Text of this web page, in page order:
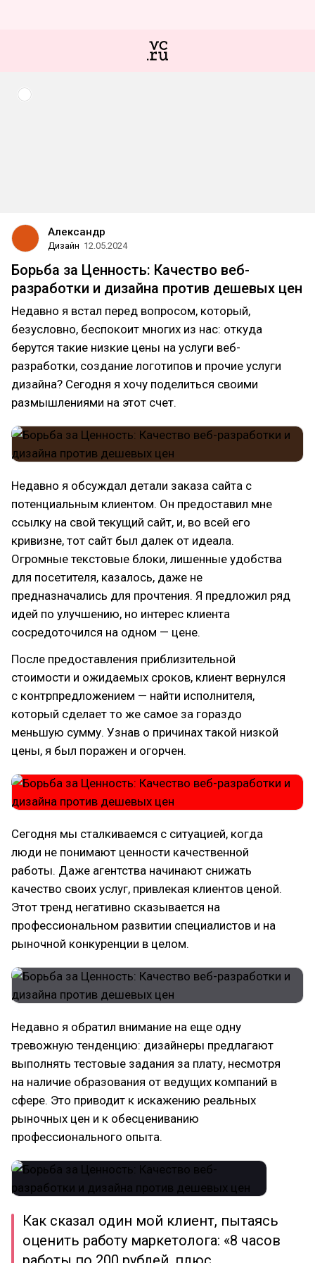
Александр
Дизайн 12.05.2024
Борьба за Ценность: Качество веб-
разработки и дизайна против дешевых цен
Недавно я встал перед вопросом, который,
безусловно, беспокоит многих из нас: откуда
берутся такие низкие цены на услуги веб-
разработки, создание логотипов и прочие услуги
дизайна? Сегодня я хочу поделиться своими
размышлениями на этот счет.
Недавно я обсуждал детали заказа сайта с
потенциальным клиентом. Он предоставил мне
ссылку на свой текущий сайт, и, во всей его
кривизне, тот сайт был далек от идеала.
Огромные текстовые блоки, лишенные удобства
для посетителя, казалось, даже не
предназначались для прочтения. Я предложил ряд
идей по улучшению, но интерес клиента
сосредоточился на одном — цене.
После предоставления приблизительной
стоимости и ожидаемых сроков, клиент вернулся
с контрпредложением — найти исполнителя,
который сделает то же самое за гораздо
меньшую сумму. Узнав о причинах такой низкой
цены, я был поражен и огорчен.
Сегодня мы сталкиваемся с ситуацией, когда
люди не понимают ценности качественной
работы. Даже агентства начинают снижать
качество своих услуг, привлекая клиентов ценой.
Этот тренд негативно сказывается на
профессиональном развитии специалистов и на
рыночной конкуренции в целом.
Недавно я обратил внимание на еще одну
тревожную тенденцию: дизайнеры предлагают
выполнять тестовые задания за плату, несмотря
на наличие образования от ведущих компаний в
сфере. Это приводит к искажению реальных
рыночных цен и к обесцениванию
профессионального опыта.
Как сказал один мой клиент, пытаясь
оценить работу маркетолога: «8 часов